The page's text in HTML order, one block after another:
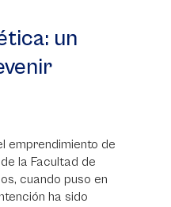
un
emprendimiento de
la Facultad de
cuando puso en
ha sido